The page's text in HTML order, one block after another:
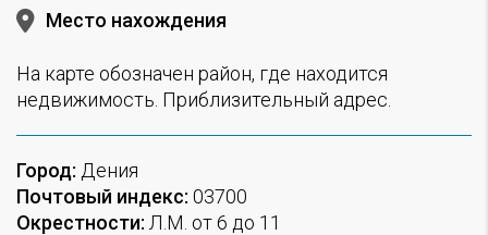
Место нахождения
На карте обозначен район, где находится
недвижимость. Приблизительный адрес.
Город: Дения
Почтовый индекс: 03700
Окрестности: Л.М. от 6 до 11